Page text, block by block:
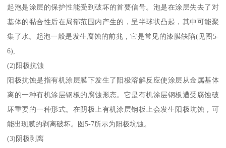
起泡是涂层的保护性能受到破坏的首要信号。泡是在涂层失去了对
基体的黏合性后在局部范围内产生的，呈半球状凸起，其中可能聚
集了水。起泡一般是发生腐蚀的前兆，它是常见的漆膜缺陷(见图5-
6),
(2)阳极抗蚀
阳极抗蚀是指有机涂层膜下发生了阳极溶解反应使涂层从金属基体
离的一种有机涂层钢板的腐蚀形态。它是有机涂层钢板遭受腐蚀破
坏重要的一种形式。在阴极上有机涂层钢板上会发生阳极坑蚀，可
能出现膜的剥离破坏。图5-7所示为阳极坑蚀。
(3)阴极剥离